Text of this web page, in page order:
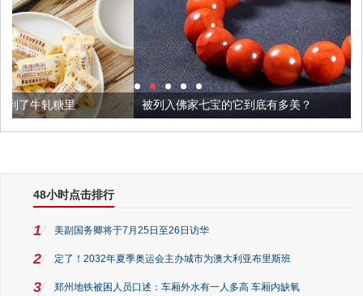
被列入佛家七宝的它到底有多美？
48小时点击排行
1 美副国务卿将于7月25日至26日访华
2 定了！2032年夏季奥运会主办城市为澳大利亚布里斯班
3 郑州地铁被困人员口述：车厢外水有一人多高 车厢内缺氧